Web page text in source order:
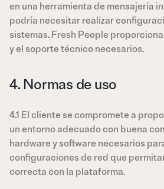
en una herramienta de mensajería
podría necesitar realizar
sistemas. Fresh People
y el soporte técnico necesarios.
4. Normas de uso
4.1 El cliente se compromete a
un entorno adecuado con buena
hardware y software necesarios
configuraciones de red que
correcta con la plataforma.